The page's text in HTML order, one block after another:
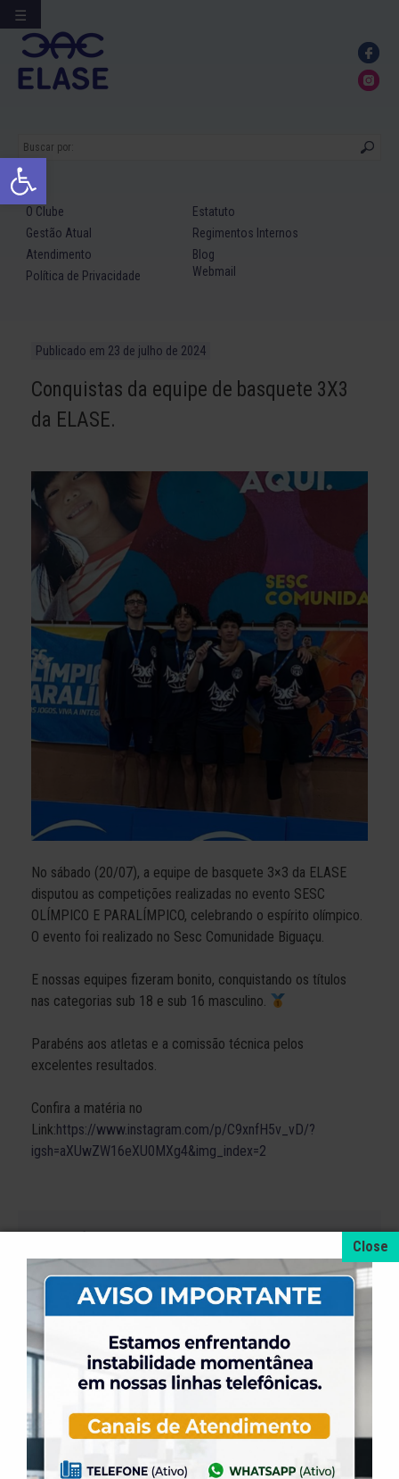
Abrir a barra de ferramentas
Ir
para
conteúdo
O Clube
Estatuto
Gestão Atual
Regimentos Internos
Atendimento
Blog
Política de Privacidade
Webmail
Publicado em 23 de julho de 2024
Conquistas da equipe de basquete 3X3
da ELASE.
No sábado (20/07), a equipe de basquete 3×3 da ELASE
disputou as competições realizadas no evento SESC
OLÍMPICO E PARALÍMPICO, celebrando o espírito olímpico.
O evento foi realizado no Sesc Comunidade Biguaçu.
E nossas equipes fizeram bonito, conquistando os títulos
nas categorias sub 18 e sub 16 masculino.
Parabéns aos atletas e a comissão técnica pelos
excelentes resultados.
Confira a matéria no
Link:https://www.instagram.com/p/C9xnfH5v_vD/?
igsh=aXUwZW16eXU0MXg4&img_index=2
4 de agosto de 2026
A promoção da taxa de adesão foi prorrogada
31 de julho de 2026
a gente.
31 de julho de 2026
☰